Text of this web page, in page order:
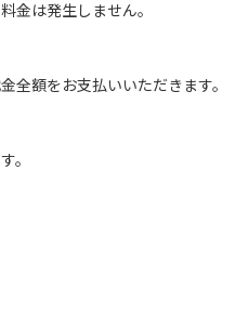
金は発生しません。
全額をお支払いいただきます。
。